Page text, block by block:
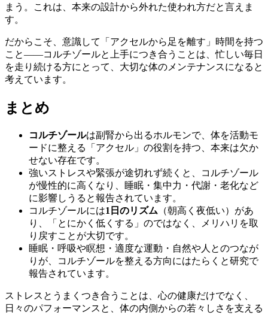
まう。これは、本来の設計から外れた使われ方だと言えま
す。
だからこそ、意識して「アクセルから足を離す」時間を持つ
こと——コルチゾールと上手につき合うことは、忙しい毎日
を走り続ける方にとって、大切な体のメンテナンスになると
考えています。
まとめ
コルチゾールは副腎から出るホルモンで、体を活動モ
ードに整える「アクセル」の役割を持つ、本来は欠か
せない存在です。
強いストレスや緊張が途切れず続くと、コルチゾール
が慢性的に高くなり、睡眠・集中力・代謝・老化など
に影響しうると報告されています。
コルチゾールには1日のリズム （朝高く夜低い）があ
り、「とにかく低くする」のではなく、メリハリを取
り戻すことが大切です。
睡眠・呼吸や瞑想・適度な運動・自然や人とのつなが
りが、コルチゾールを整える方向にはたらくと研究で
報告されています。
ストレスとうまくつき合うことは、心の健康だけでなく、
日々のパフォーマンスと、体の内側からの若々しさを支える